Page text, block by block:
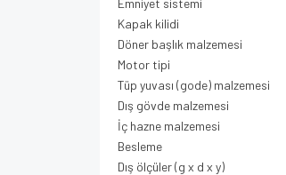
Emniyet sistemi
Kapak kilidi
Döner başlık malzemesi
Motor tipi
Tüp yuvası (gode) malzemesi
Dış gövde malzemesi
İç hazne malzemesi
Besleme
Dış ölçüler (g x d x y)